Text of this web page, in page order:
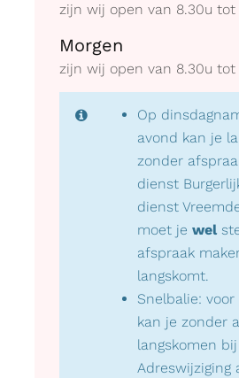
zijn wij open van 8.30u tot
Morgen
zijn wij open van 8.30u tot
Op
avond kan je
zonder
dienst
dienst
moet je wel
afspraak
langskomt.
Snelbalie:
kan je zonder
langskomen
Adreswijziging